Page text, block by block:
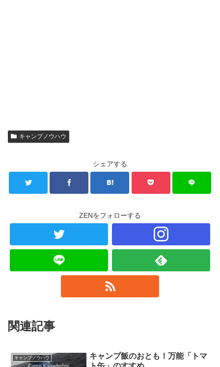
キャンプノウハウ
シェアする
ZENをフォローする
関連記事
キャンプノウハウ
キャンプ飯のおとも！万能「トマ